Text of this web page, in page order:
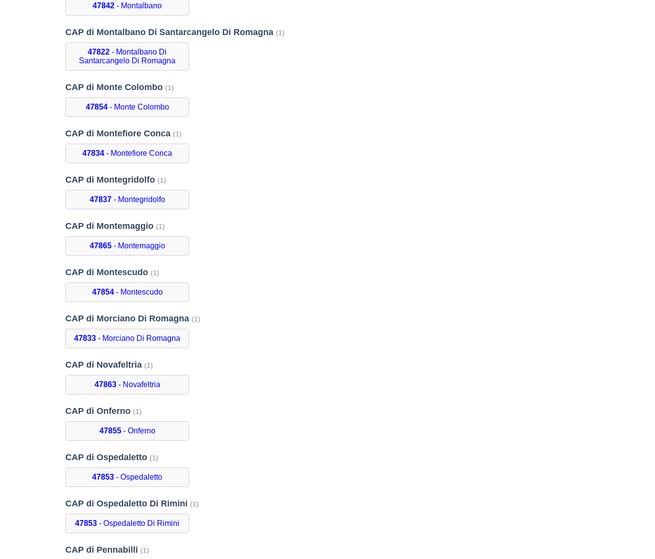
47842 - Montalbano
CAP di Montalbano Di Santarcangelo Di Romagna (1)
47822 - Montalbano Di
Santarcangelo Di Romagna
CAP di Monte Colombo (1)
47854- Monte Colombo
CAP di Montefiore Conca (1)
47834 - Montefiore Conca
CAP di Montegridolfo (1)
47837- Montegridolfo
CAP di Montemaggio (1)
47865- Montemaggio
CAP di Montescudo (1)
47854- Montescudo
CAP di Morciano Di Romagna (1)
47833 - Morciano Di Romagna
CAP di Novafeltria (1)
47863- Novafeltria
CAP di Onferno (1)
47855- Onferno
CAP di Ospedaletto (1)
47853 - Ospedaletto
CAP di Ospedaletto Di Rimini (1)
47853 - Ospedaletto Di Rimini
CAP di Pennabilli (1)